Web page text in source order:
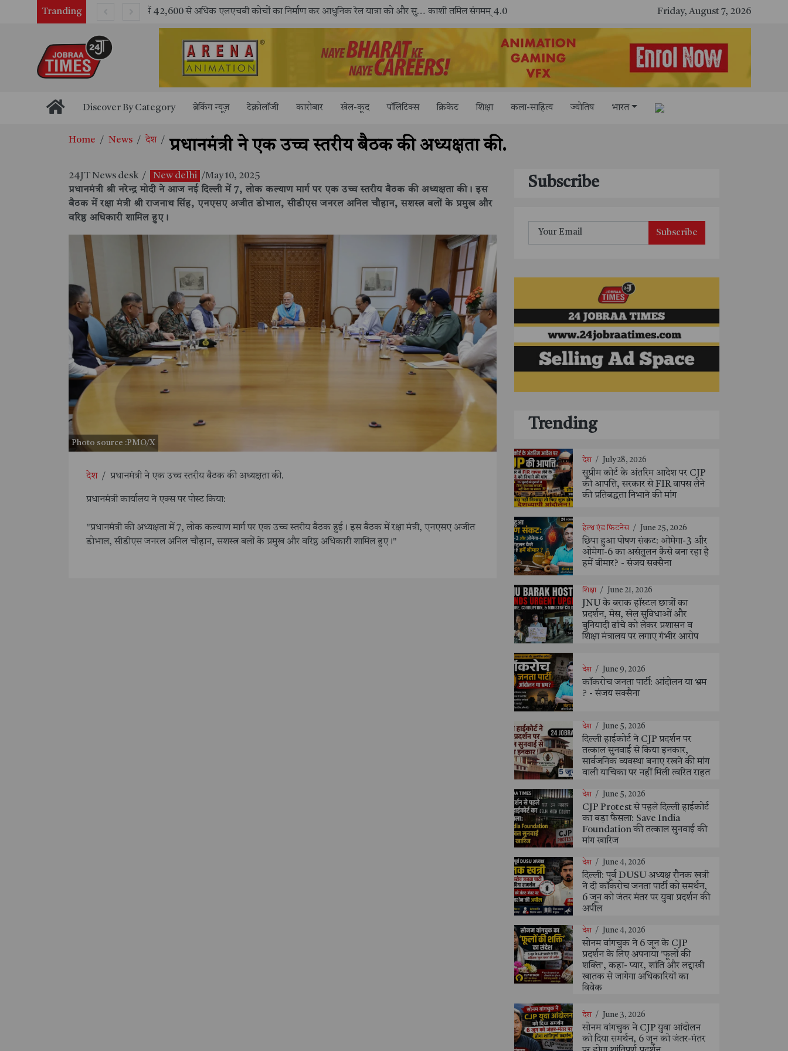
Tranding भारतीय रेलवे ने 11 वर्षों में 42,600 से अधिक एलएचबी कोचों का निर्माण कर आधुनिक रेल यात्रा को और सुरक्षित बनाया Friday, August 7, 2026
Discover By Category ब्रेकिंग न्यूज़ टेक्नोलॉजी कारोबार खेल-कूद पॉलिटिक्स क्रिकेट शिक्षा कला-साहित्य ज्योतिष भारत
Home News देश प्रधानमंत्री ने एक उच्च स्तरीय बैठक की अध्यक्षता की.
24JT News desk / New delhi /May 10, 2025
प्रधानमंत्री श्री नरेन्द्र मोदी ने आज नई दिल्ली में 7, लोक कल्याण मार्ग पर एक उच्च स्तरीय बैठक की अध्यक्षता की। इस
बैठक में रक्षा मंत्री श्री राजनाथ सिंह, एनएसए अजीत डोभाल, सीडीएस जनरल अनिल चौहान, सशस्त्र बलों के प्रमुख और
वरिष्ठ अधिकारी शामिल हुए।
Photo source :PMO/X
देश / प्रधानमंत्री ने एक उच्च स्तरीय बैठक की अध्यक्षता की.
प्रधानमंत्री कार्यालय ने एक्स पर पोस्ट किया:
"प्रधानमंत्री की अध्यक्षता में 7, लोक कल्याण मार्ग पर एक उच्च स्तरीय बैठक हुई। इस बैठक में रक्षा मंत्री, एनएसए अजीत
डोभाल, सीडीएस जनरल अनिल चौहान, सशस्त्र बलों के प्रमुख और वरिष्ठ अधिकारी शामिल हुए।"
Subscribe
Subscribe
Trending
देश / July 28, 2026
सुप्रीम कोर्ट के अंतरिम आदेश पर CJP
की आपत्ति, सरकार से FIR वापस लेने
की प्रतिबद्धता निभाने की मांग
हेल्थ एंड फिटनेस / June 25, 2026
छिपा हुआ पोषण संकट: ओमेगा-3 और
ओमेगा-6 का असंतुलन कैसे बना रहा है
हमें बीमार? - संजय सक्सैना
शिक्षा / June 21, 2026
JNU के बराक हॉस्टल छात्रों का
प्रदर्शन, मेस, खेल सुविधाओं और
बुनियादी ढांचे को लेकर प्रशासन व
शिक्षा मंत्रालय पर लगाए गंभीर आरोप
देश / June 9, 2026
कॉकरोच जनता पार्टी: आंदोलन या भ्रम
? - संजय सक्सैना
देश / June 5, 2026
दिल्ली हाईकोर्ट ने CJP प्रदर्शन पर
तत्काल सुनवाई से किया इनकार,
सार्वजनिक व्यवस्था बनाए रखने की मांग
वाली याचिका पर नहीं मिली त्वरित राहत
देश / June 5, 2026
CJP Protest से पहले दिल्ली हाईकोर्ट
का बड़ा फैसला: Save India
Foundation की तत्काल सुनवाई की
मांग खारिज
देश / June 4, 2026
दिल्ली: पूर्व DUSU अध्यक्ष रौनक खत्री
ने दी कॉकरोच जनता पार्टी को समर्थन,
6 जून को जंतर मंतर पर युवा प्रदर्शन की
अपील
देश / June 4, 2026
सोनम वांगचुक ने 6 जून के CJP
प्रदर्शन के लिए अपनाया 'फूलों की
शक्ति', कहा- प्यार, शांति और लद्दाखी
खातक से जागेगा अधिकारियों का
विवेक
देश / June 3, 2026
सोनम वांगचुक ने CJP युवा आंदोलन
को दिया समर्थन, 6 जून को जंतर-मंतर